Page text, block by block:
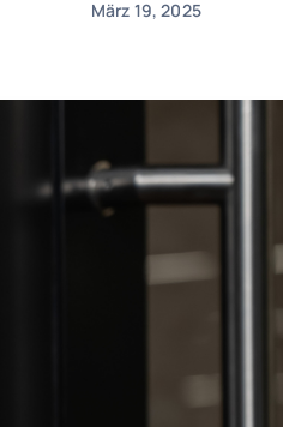
März 19, 2025